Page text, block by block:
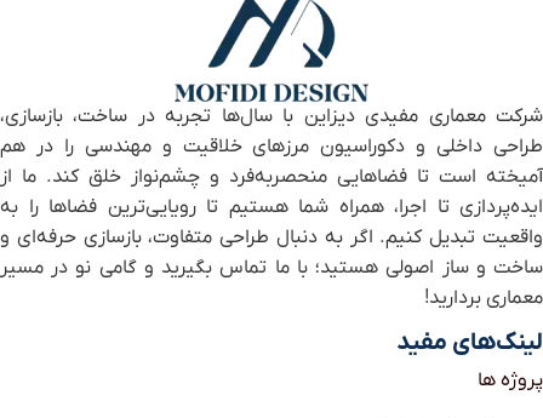
شرکت معماری مفیدی دیزاین با سال‌ها تجربه در ساخت، بازسازی،
طراحی داخلی و دکوراسیون مرزهای خلاقیت و مهندسی را در هم
آمیخته است تا فضاهایی منحصر‌به‌فرد و چشم‌نواز خلق کند. ما از
ایده‌پردازی تا اجرا، همراه شما هستیم تا رویایی‌ترین فضاها را به
واقعیت تبدیل کنیم. اگر به دنبال طراحی متفاوت، بازسازی حرفه‌ای و
ساخت و ساز اصولی هستید؛ با ما تماس بگیرید و گامی نو در مسیر
معماری بردارید!
لینک‌های مفید
پروژه ها